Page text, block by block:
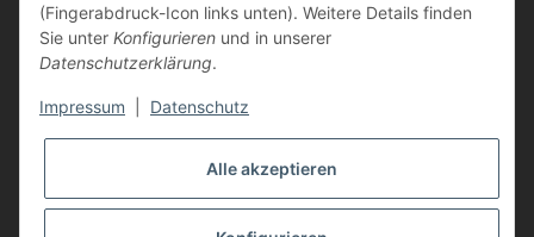
Kunden Service
(Fingerabdruck-Icon links unten). Weitere Details finden
Sie unter Konfigurieren und in unserer
Datenschutzerklärung.
Impressum Datenschutz
Alle akzeptieren